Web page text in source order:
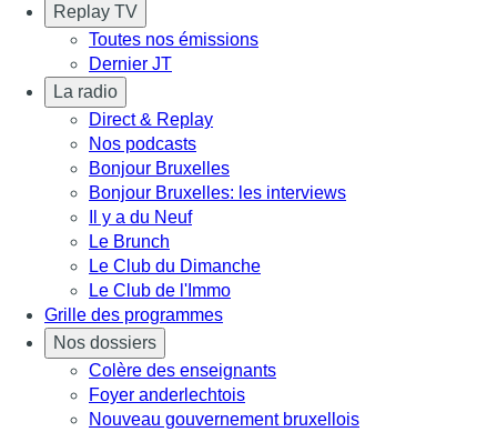
Replay TV
Toutes nos émissions
Dernier JT
La radio
Direct & Replay
Nos podcasts
Bonjour Bruxelles
Bonjour Bruxelles: les interviews
Il y a du Neuf
Le Brunch
Le Club du Dimanche
Le Club de l'Immo
Grille des programmes
Nos dossiers
Colère des enseignants
Foyer anderlechtois
Nouveau gouvernement bruxellois